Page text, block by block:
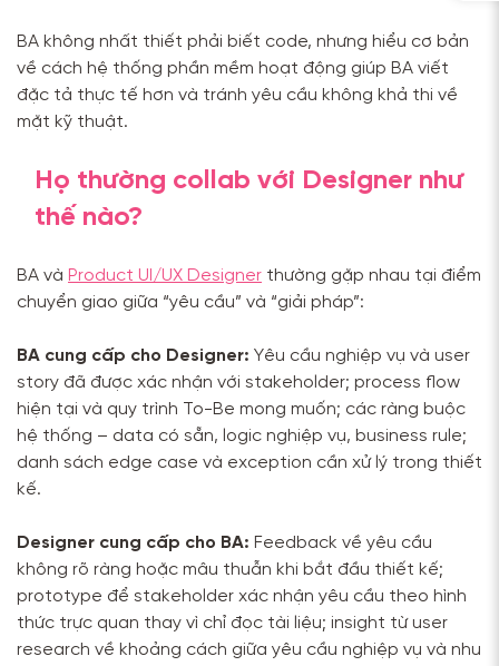
BA không nhất thiết phải biết code, nhưng hiểu cơ bản
về cách hệ thống phần mềm hoạt động giúp BA viết
đặc tả thực tế hơn và tránh yêu cầu không khả thi về
mặt kỹ thuật.
Họ thường collab với Designer như
thế nào?
BA và Product UI/UX Designer thường gặp nhau tại điểm
chuyển giao giữa “yêu cầu” và “giải pháp”:
BA cung cấp cho Designer: Yêu cầu nghiệp vụ và user
story đã được xác nhận với stakeholder; process flow
hiện tại và quy trình To-Be mong muốn; các ràng buộc
hệ thống – data có sẵn, logic nghiệp vụ, business rule;
danh sách edge case và exception cần xử lý trong thiết
kế.
Designer cung cấp cho BA: Feedback về yêu cầu
không rõ ràng hoặc mâu thuẫn khi bắt đầu thiết kế;
prototype để stakeholder xác nhận yêu cầu theo hình
thức trực quan thay vì chỉ đọc tài liệu; insight từ user
research về khoảng cách giữa yêu cầu nghiệp vụ và nhu